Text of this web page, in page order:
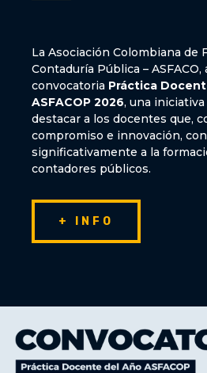
La Asociación Colombiana de
Contaduría Pública – ASFACO,
convocatoria Práctica
ASFACOP 2026, una iniciativa
destacar a los docentes que,
compromiso e innovación,
significativamente a la
contadores públicos.
+ INFO